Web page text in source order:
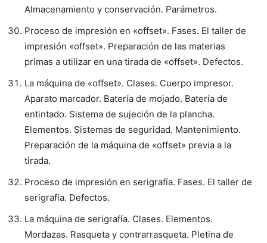
Almacenamiento y conservación. Parámetros.
Proceso de impresión en «offset». Fases. El taller de
impresión «offset». Preparación de las materias
primas a utilizar en una tirada de «offset». Defectos.
La máquina de «offset». Clases. Cuerpo impresor.
Aparato marcador. Batería de mojado. Batería de
entintado. Sistema de sujeción de la plancha.
Elementos. Sistemas de seguridad. Mantenimiento.
Preparación de la máquina de «offset» previa a la
tirada.
Proceso de impresión en serigrafía. Fases. El taller de
serigrafía. Defectos.
La máquina de serigrafía. Clases. Elementos.
Mordazas. Rasqueta y contrarrasqueta. Pletina de